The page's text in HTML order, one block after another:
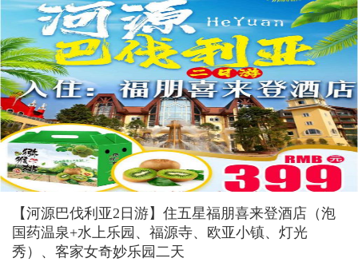
【河源巴伐利亚2日游】住五星福朋喜来登酒店（泡
国药温泉+水上乐园、福源寺、欧亚小镇、灯光
秀）、客家女奇妙乐园二天